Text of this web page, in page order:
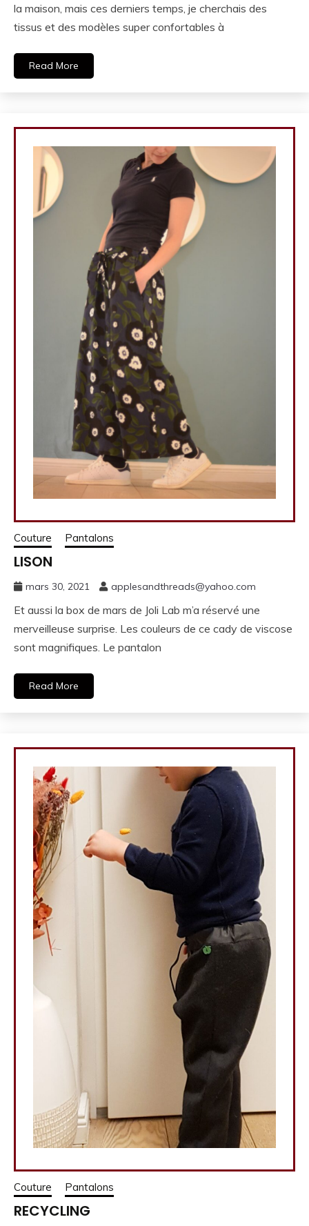
la maison, mais ces derniers temps, je cherchais des
tissus et des modèles super confortables à
Read More
Couture Pantalons
LISON
mars 30, 2021 applesandthreads@yahoo.com
Et aussi la box de mars de Joli Lab m’a réservé une
merveilleuse surprise. Les couleurs de ce cady de viscose
sont magnifiques. Le pantalon
Read More
Couture Pantalons
RECYCLING